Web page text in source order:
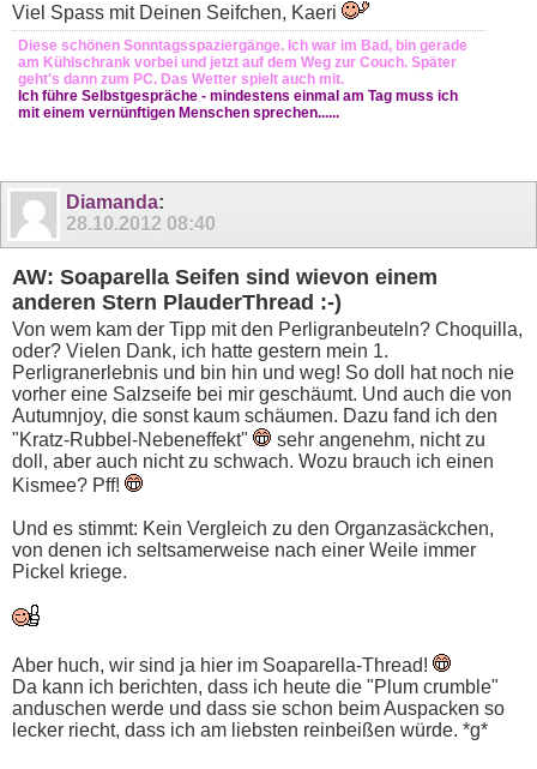
Viel Spass mit Deinen Seifchen, Kaeri
Diese schönen Sonntagsspaziergänge. Ich war im Bad, bin gerade
am Kühlschrank vorbei und jetzt auf dem Weg zur Couch. Später
geht's dann zum PC. Das Wetter spielt auch mit.
Ich führe Selbstgespräche - mindestens einmal am Tag muss ich
mit einem vernünftigen Menschen sprechen......
Diamanda:
28.10.2012 08:40
AW: Soaparella Seifen sind wievon einem
anderen Stern PlauderThread :-)
Von wem kam der Tipp mit den Perligranbeuteln? Choquilla,
oder? Vielen Dank, ich hatte gestern mein 1.
Perligranerlebnis und bin hin und weg! So doll hat noch nie
vorher eine Salzseife bei mir geschäumt. Und auch die von
Autumnjoy, die sonst kaum schäumen. Dazu fand ich den
"Kratz-Rubbel-Nebeneffekt"
sehr angenehm, nicht zu
doll, aber auch nicht zu schwach. Wozu brauch ich einen
Kismee? Pff!
Und es stimmt: Kein Vergleich zu den Organzasäckchen,
von denen ich seltsamerweise nach einer Weile immer
Pickel kriege.
Aber huch, wir sind ja hier im Soaparella-Thread!
Da kann ich berichten, dass ich heute die "Plum crumble"
anduschen werde und dass sie schon beim Auspacken so
lecker riecht, dass ich am liebsten reinbeißen würde. *g*